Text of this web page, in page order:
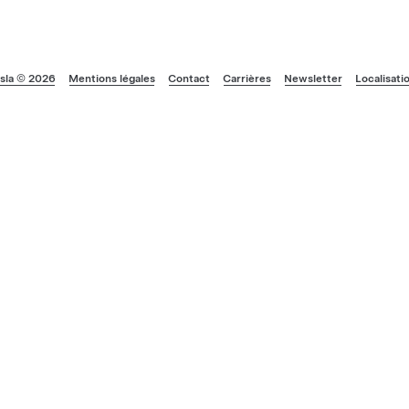
© 2026 Mentions légales Contact Carrières Newsletter